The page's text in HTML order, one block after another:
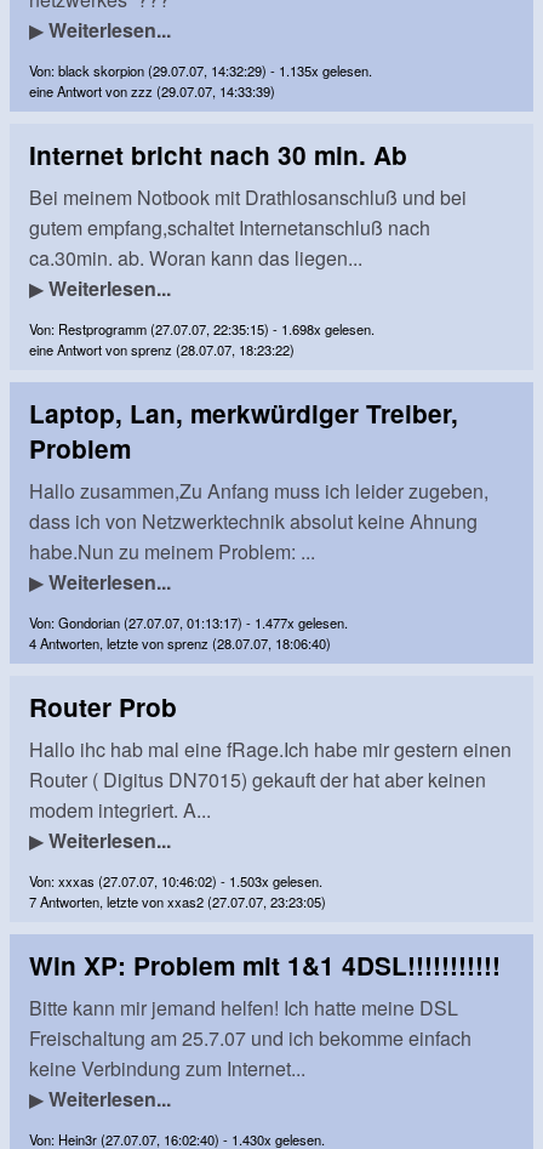
▶Weiterlesen...
Von: black skorpion (29.07.07, 14:32:29) - 1.135x gelesen.
eine Antwort von zzz (29.07.07, 14:33:39)
Internet bricht nach 30 min. Ab
Bei meinem Notbook mit Drathlosanschluß und bei
gutem empfang,schaltet Internetanschluß nach
ca.30min. ab. Woran kann das liegen...
▶Weiterlesen...
Von: Restprogramm (27.07.07, 22:35:15) - 1.698x gelesen.
eine Antwort von sprenz (28.07.07, 18:23:22)
Laptop, Lan, merkwürdiger Treiber,
Problem
Hallo zusammen,Zu Anfang muss ich leider zugeben,
dass ich von Netzwerktechnik absolut keine Ahnung
habe.Nun zu meinem Problem: ...
▶Weiterlesen...
Von: Gondorian (27.07.07, 01:13:17) - 1.477x gelesen.
4 Antworten, letzte von sprenz (28.07.07, 18:06:40)
Router Prob
Hallo ihc hab mal eine fRage.Ich habe mir gestern einen
Router ( Digitus DN7015) gekauft der hat aber keinen
modem integriert. A...
▶Weiterlesen...
Von: xxxas (27.07.07, 10:46:02) - 1.503x gelesen.
7 Antworten, letzte von xxas2 (27.07.07, 23:23:05)
Win XP: Problem mit 1&1 4DSL!!!!!!!!!!!
Bitte kann mir jemand helfen! Ich hatte meine DSL
Freischaltung am 25.7.07 und ich bekomme einfach
keine Verbindung zum Internet...
▶Weiterlesen...
Von: Hein3r (27.07.07, 16:02:40) - 1.430x gelesen.